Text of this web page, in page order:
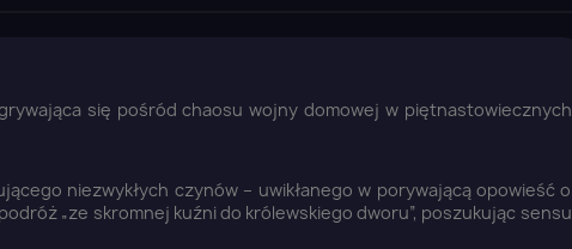
się pośród chaosu wojny domowej w piętnastowiecznych
niezwykłych czynów – uwikłanego w porywającą opowieść o
„ze skromnej kuźni do królewskiego dworu”, poszukując sensu